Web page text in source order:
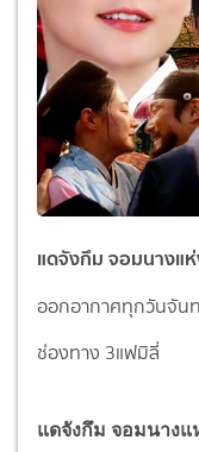
แดจังกึม จอมนางแ
ออกอากาศทุกวันจัน
ช่องทาง 3แฟมิลี่
แดจังกึม จอมนางแ